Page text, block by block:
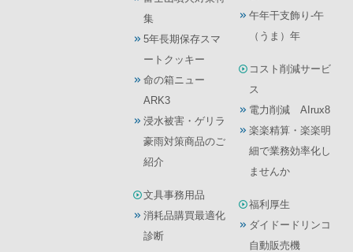
集
5年長期保存スマ
ートクッキー
命の箱ニュー
ARK3
浸水被害・ゲリラ
豪雨対策商品のご
紹介
文具事務用品
消耗品購買最適化
診断
午年干支飾り-午
（うま）年
コスト削減サービ
ス
電力削減 AIrux8
楽楽精算・楽楽明
細で業務効率化し
ませんか
福利厚生
ダイドードリンコ
自動販売機